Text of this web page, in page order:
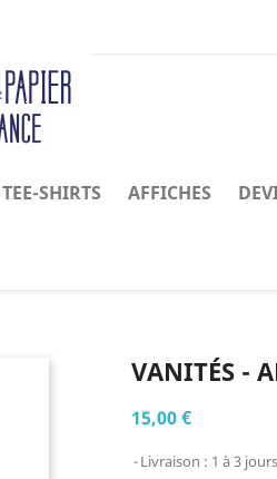
TEE-SHIRTS AFFICHES
VANITÉS -
15,00 €
Livraison : 1 à 3 jours